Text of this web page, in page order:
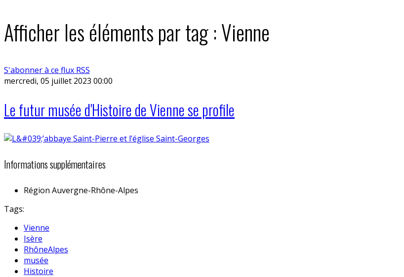
Afficher les éléments par tag : Vienne
S'abonner à ce flux RSS
mercredi, 05 juillet 2023 00:00
Le futur musée d'Histoire de Vienne se profile
Informations supplémentaires
Région Auvergne-Rhône-Alpes
Tags:
Vienne
Isère
RhôneAlpes
musée
Histoire